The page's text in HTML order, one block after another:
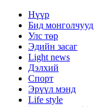
Нүүр
Бид монголчууд
Улс төр
Эдийн засаг
Light news
Дэлхий
Спорт
Эрүүл мэнд
Life style